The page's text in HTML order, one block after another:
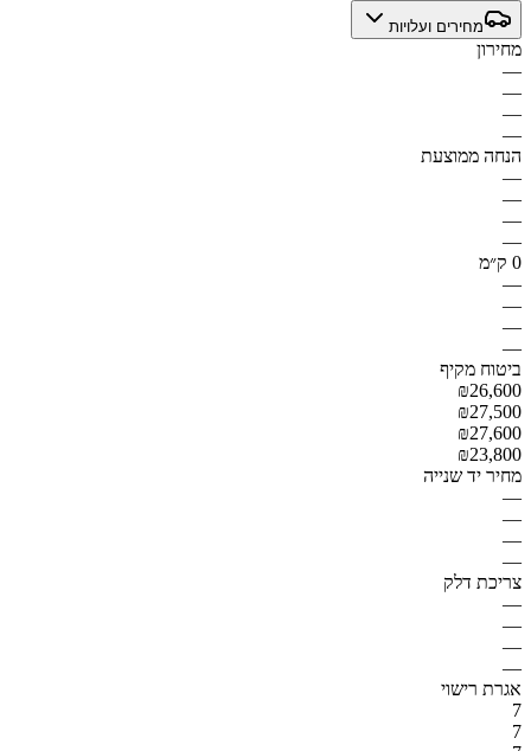
מחירים ועלויות
מחירון
—
—
—
—
הנחה ממוצעת
—
—
—
—
0 ק״מ
—
—
—
—
ביטוח מקיף
₪26,600
₪27,500
₪27,600
₪23,800
מחיר יד שנייה
—
—
—
—
צריכת דלק
—
—
—
—
אגרת רישוי
7
7